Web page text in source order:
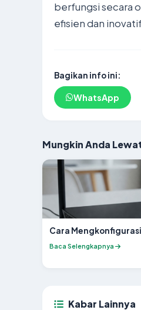
berfungsi secara
efisien dan
Bagikan info ini:
WhatsApp
Mungkin Anda
Cara
Baca Selengkapnya
Kabar Lainnya